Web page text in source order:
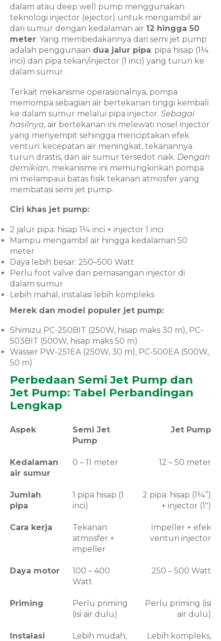
dalam atau deep well pump menggunakan
teknologi injector (ejector) untuk mengambil air
dari sumur dengan kedalaman air 12 hingga 50
meter. Yang membedakannya dari semi jet pump
adalah penggunaan dua jalur pipa: pipa hisap (1¼
inci) dan pipa tekan/injector (1 inci) yang turun ke
dalam sumur.
Terkait mekanisme operasionalnya, pompa
memompa sebagian air bertekanan tinggi kembali
ke dalam sumur melalui pipa injector. Sebagai
hasilnya, air bertekanan ini melewati nosel injector
yang menyempit sehingga menciptakan efek
venturi: kecepatan air meningkat, tekanannya
turun drastis, dan air sumur tersedot naik. Dengan
demikian, mekanisme ini memungkinkan pompa
ini melampaui batas fisik tekanan atmosfer yang
membatasi semi jet pump.
Ciri khas jet pump:
2 jalur pipa: hisap 1¼ inci + injector 1 inci
Mampu mengambil air hingga kedalaman 50
meter
Daya lebih besar: 250–500 Watt
Perlu foot valve dan pemasangan injector di
dalam sumur
Lebih mahal, instalasi lebih kompleks
Merek dan model populer jet pump:
Shimizu PC-250BIT (250W, hisap maks 30 m), PC-
503BIT (500W, hisap maks 50 m)
Wasser PW-251EA (250W, 30 m), PC-500EA (500W,
50 m)
Perbedaan Semi Jet Pump dan
Jet Pump: Tabel Perbandingan
Lengkap
Aspek
Semi Jet
Pump
Jet Pump
Kedalaman
air sumur
0 – 11 meter 12 – 50 meter
Jumlah
pipa
1 pipa hisap (1
inci)
2 pipa: hisap (1¼”)
+ injector (1″)
Cara kerja
Tekanan
atmosfer +
impeller
Impeller + efek
venturi injector
Daya motor
100 – 400
Watt
250 – 500 Watt
Priming
Perlu priming
(isi air dulu)
Perlu priming (isi
air dulu)
Instalasi Lebih mudah, Lebih kompleks,